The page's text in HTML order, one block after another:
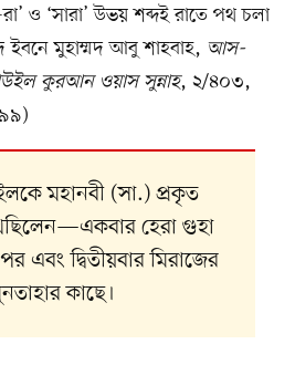
ও ‘সারা’ উভয় শব্দই রাতে পথ চলা
ইবনে মুহাম্মদ আবু শাহবাহ, আস-
কুরআন ওয়াস সুন্নাহ, ২/৪০৩,
মহানবী (সা.) প্রকৃত
হেরা গুহা
এবং দ্বিতীয়বার মিরাজের
কাছে।